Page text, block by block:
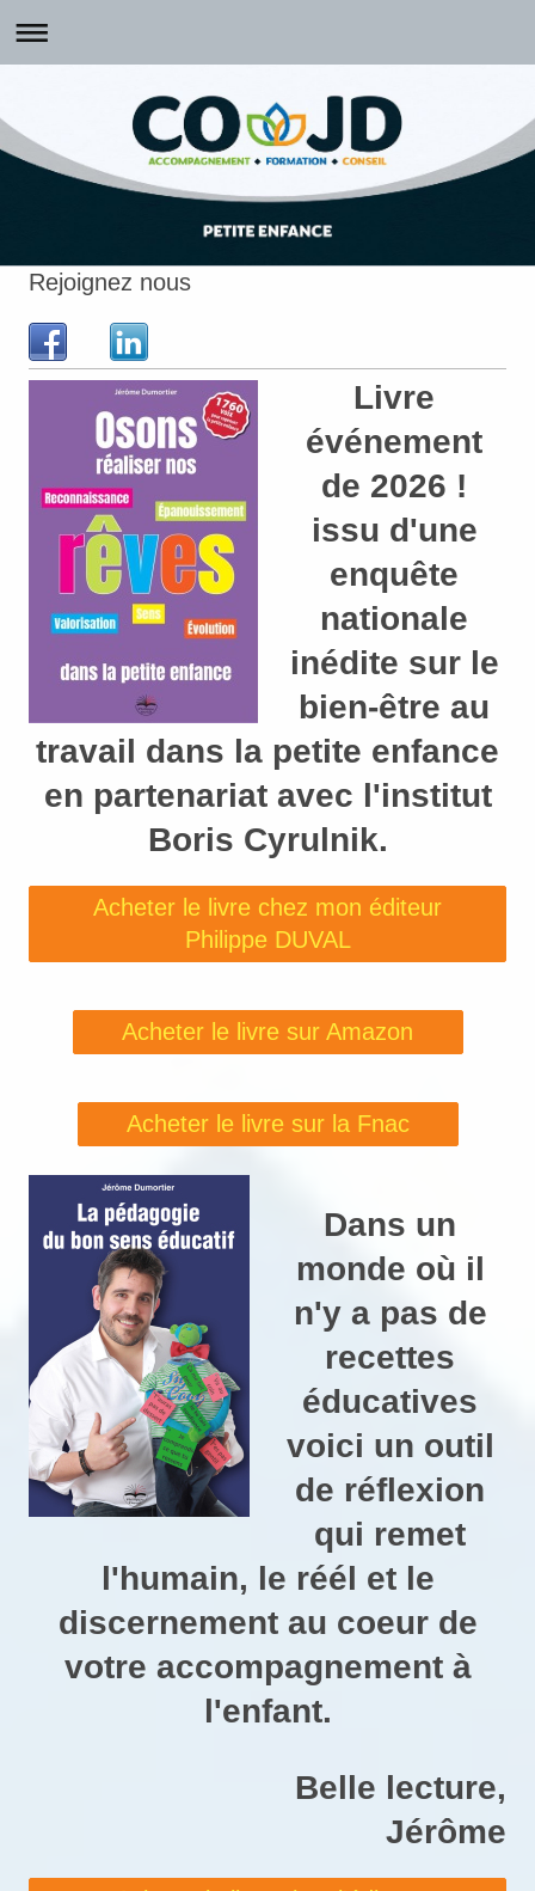
Rejoignez nous
Livre
événement
de 2026 !
issu d'une
enquête
nationale
inédite sur le
bien-être au
travail dans la petite enfance
en partenariat avec l'institut
Boris Cyrulnik.
Acheter le livre chez mon éditeur
Philippe DUVAL
Acheter le livre sur Amazon
Acheter le livre sur la Fnac
Dans un
monde où il
n'y a pas de
recettes
éducatives
voici un outil
de réflexion
qui remet
l'humain, le réél et le
discernement au coeur de
votre accompagnement à
l'enfant.
Belle lecture,
Jérôme